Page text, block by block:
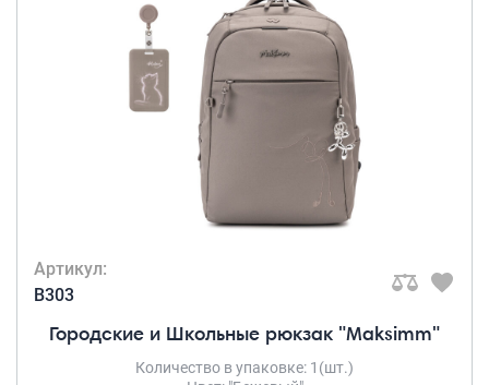
Артикул:
B303
Городские и Школьные рюкзак "Maksimm"
Количество в упаковке: 1(шт.)